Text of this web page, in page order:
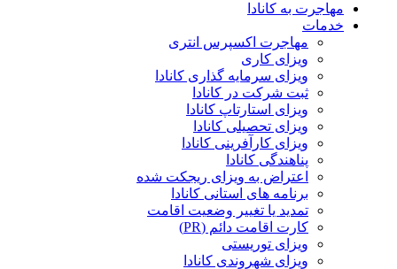
مهاجرت به کانادا
خدمات
مهاجرت اکسپرس انتری
ویزای کاری
ویزای سرمایه گذاری کانادا
ثبت شرکت در کانادا
ویزای استارتاپ کانادا
ویزای تحصیلی کانادا
ویزای کارآفرینی کانادا
پناهندگی کانادا
اعتراض به ویزای ریجکت شده
برنامه های استانی کانادا
تمدید یا تغییر وضعیت اقامت
کارت اقامت دائم (PR)
ویزای توریستی
ویزای شھروندی کانادا